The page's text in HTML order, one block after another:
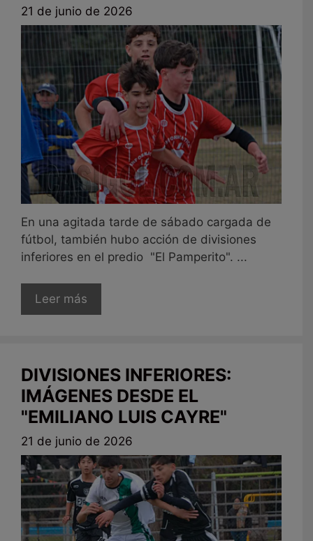
21 de junio de 2026
En una agitada tarde de sábado cargada de
fútbol, también hubo acción de divisiones
inferiores en el predio "El Pamperito". ...
Leer más
DIVISIONES INFERIORES:
IMÁGENES DESDE EL
"EMILIANO LUIS CAYRE"
21 de junio de 2026